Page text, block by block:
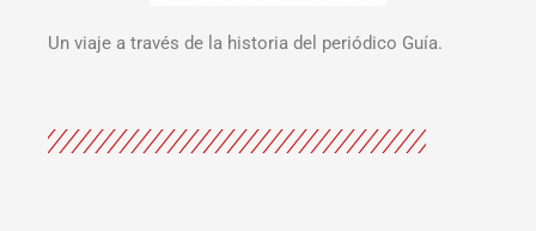
Un viaje a través de la historia del periódico Guía.